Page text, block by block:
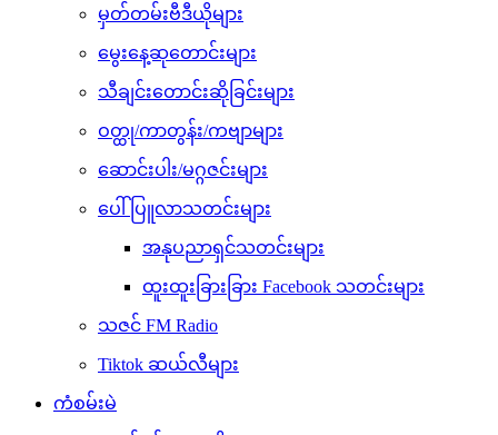
မှတ်တမ်းဗီဒီယိုများ
မွေးနေ့ဆုတောင်းများ
သီချင်းတောင်းဆိုခြင်းများ
ဝတ္ထု/ကာတွန်း/ကဗျာများ
ဆောင်းပါး/မဂ္ဂဇင်းများ
ပေါ်ပြူလာသတင်းများ
အနုပညာရှင်သတင်းများ
ထူးထူးခြားခြား Facebook သတင်းများ
သဇင် FM Radio
Tiktok ဆယ်လီများ
ကံစမ်းမဲ